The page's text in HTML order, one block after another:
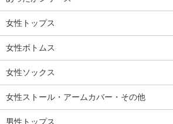
女性トップス
女性ボトムス
女性ソックス
女性ストール・アームカバー・その他
男性トップス